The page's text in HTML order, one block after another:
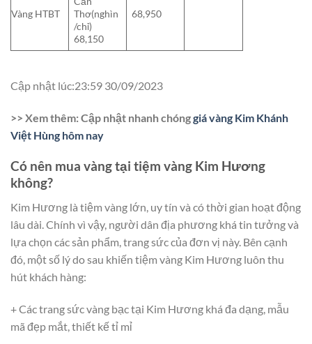
Vàng HTBT
Thơ(nghìn
/chỉ)
68,150
68,950
Cập nhật lúc:23:59 30/09/2023
>> Xem thêm: Cập nhật nhanh chónggiá vàng Kim Khánh
Việt Hùng hôm nay
Có nên mua vàng tại tiệm vàng Kim Hương
không?
Kim Hương là tiệm vàng lớn, uy tín và có thời gian hoạt động
lâu dài. Chính vì vậy, người dân địa phương khá tin tưởng và
lựa chọn các sản phẩm, trang sức của đơn vị này. Bên cạnh
đó, một số lý do sau khiến tiệm vàng Kim Hương luôn thu
hút khách hàng:
+ Các trang sức vàng bạc tại Kim Hương khá đa dạng, mẫu
mã đẹp mắt, thiết kế tỉ mỉ